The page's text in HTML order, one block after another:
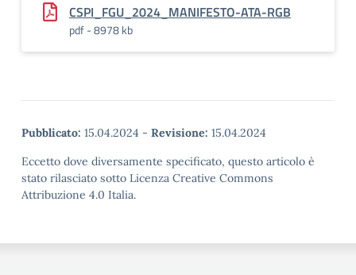
CSPI_FGU_2024_MANIFESTO-ATA-RGB
pdf - 8978 kb
Pubblicato: 15.04.2024 - Revisione: 15.04.2024
Eccetto dove diversamente specificato, questo articolo è
stato rilasciato sotto Licenza Creative Commons
Attribuzione 4.0 Italia.